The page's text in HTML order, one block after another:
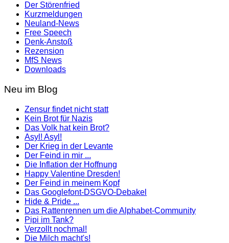
Der Störenfried
Kurzmeldungen
Neuland-News
Free Speech
Denk-Anstoß
Rezension
MfS News
Downloads
Neu im Blog
Zensur findet nicht statt
Kein Brot für Nazis
Das Volk hat kein Brot?
Asyl! Asyl!
Der Krieg in der Levante
Der Feind in mir ...
Die Inflation der Hoffnung
Happy Valentine Dresden!
Der Feind in meinem Kopf
Das Googlefont-DSGVO-Debakel
Hide & Pride ...
Das Rattenrennen um die Alphabet-Community
Pipi im Tank?
Verzollt nochmal!
Die Milch macht's!